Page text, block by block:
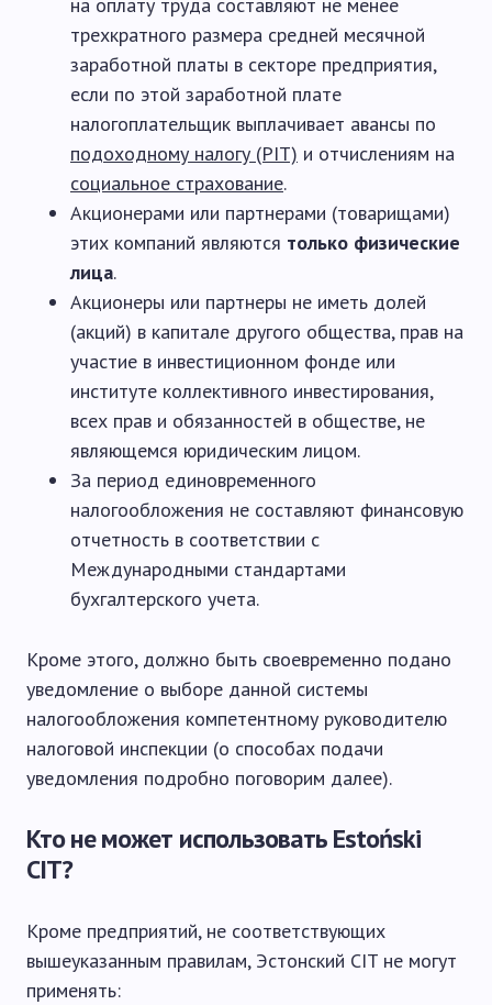
трехкратного размера средней месячной
заработной платы в секторе предприятия,
если по этой заработной плате
налогоплательщик выплачивает авансы по
подоходному налогу (PIT) и отчислениям на
социальное страхование.
Акционерами или партнерами (товарищами)
этих компаний являются только физические
лица.
Акционеры или партнеры не иметь долей
(акций) в капитале другого общества, прав на
участие в инвестиционном фонде или
институте коллективного инвестирования,
всех прав и обязанностей в обществе, не
являющемся юридическим лицом.
За период единовременного
налогообложения не составляют финансовую
отчетность в соответствии с
Международными стандартами
бухгалтерского учета.
Кроме этого, должно быть своевременно подано
уведомление о выборе данной системы
налогообложения компетентному руководителю
налоговой инспекции (о способах подачи
уведомления подробно поговорим далее).
Кто не может использовать Estoński
CIT?
Кроме предприятий, не соответствующих
вышеуказанным правилам, Эстонский CIT не могут
применять: